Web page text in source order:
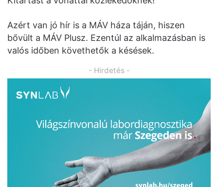
Azért van jó hír is a MÁV háza táján, hiszen
bővült a MÁV Plusz. Ezentúl az alkalmazásban is
valós időben követhetők a késések.
- Hirdetés -